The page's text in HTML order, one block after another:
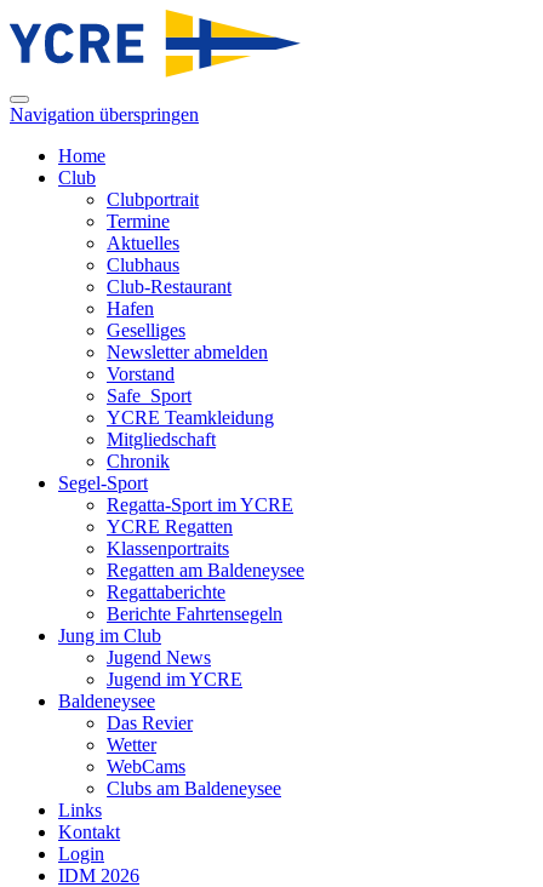
Navigation überspringen
Home
Club
Clubportrait
Termine
Aktuelles
Clubhaus
Club-Restaurant
Hafen
Geselliges
Newsletter abmelden
Vorstand
Safe_Sport
YCRE Teamkleidung
Mitgliedschaft
Chronik
Segel-Sport
Regatta-Sport im YCRE
YCRE Regatten
Klassenportraits
Regatten am Baldeneysee
Regattaberichte
Berichte Fahrtensegeln
Jung im Club
Jugend News
Jugend im YCRE
Baldeneysee
Das Revier
Wetter
WebCams
Clubs am Baldeneysee
Links
Kontakt
Login
IDM 2026